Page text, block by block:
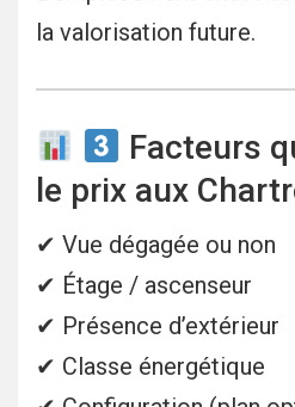
la valorisation future.
Facteurs
le prix aux
✔ Vue dégagée ou non
✔ Étage / ascenseur
✔ Présence d’extérieur
✔ Classe énergétique